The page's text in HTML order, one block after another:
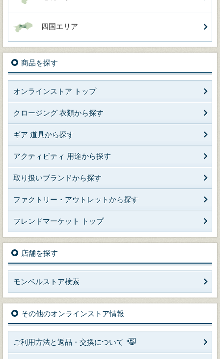
四国エリア
商品を探す
オンラインストア トップ
クロージング 衣類から探す
ギア 道具から探す
アクティビティ 用途から探す
取り扱いブランドから探す
ファクトリー・アウトレットから探す
フレンドマーケット トップ
店舗を探す
モンベルストア検索
その他のオンラインストア情報
ご利用方法と返品・交換について